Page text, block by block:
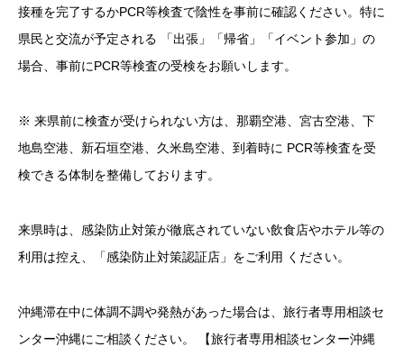
接種を完了するかPCR等検査で陰性を事前に確認ください。特に
県民と交流が予定される 「出張」「帰省」「イベント参加」の
場合、事前にPCR等検査の受検をお願いします。
※ 来県前に検査が受けられない方は、那覇空港、宮古空港、下
地島空港、新石垣空港、久米島空港、到着時に PCR等検査を受
検できる体制を整備しております。
来県時は、感染防止対策が徹底されていない飲食店やホテル等の
利用は控え、「感染防止対策認証店」をご利用 ください。
沖縄滞在中に体調不調や発熱があった場合は、旅行者専用相談セ
ンター沖縄にご相談ください。 【旅行者専用相談センター沖縄